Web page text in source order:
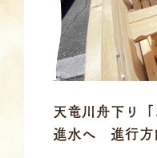
天竜川舟下り
進水へ 進行方